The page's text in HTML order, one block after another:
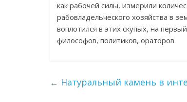
как рабочей силы, измерили
рабовладельческого хозяйства в
воплотился в этих скупых, на
философов, политиков, ораторов.
← Натуральный камень в